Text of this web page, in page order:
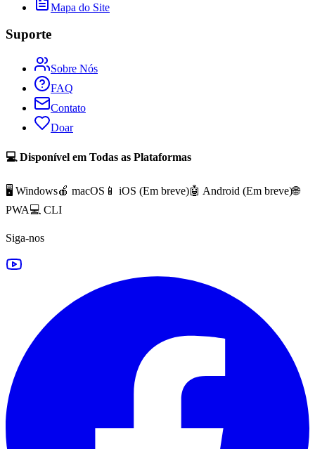
Mapa do Site
Suporte
Sobre Nós
FAQ
Contato
Doar
💻 Disponível em Todas as Plataformas
🖥️ Windows🍎 macOS 📱 iOS (Em breve)🤖 Android (Em breve)🌐
PWA💻 CLI
Siga-nos